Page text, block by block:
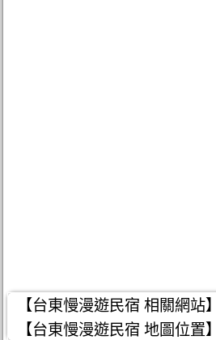
【台東慢漫遊民宿 相關網站】
【台東慢漫遊民宿 地圖位置】